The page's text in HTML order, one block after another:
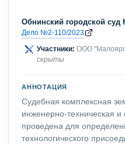
Обнинский городской суд
Дело №2-110/2023
Участники: ООО
скрыты
АННОТАЦИЯ
Судебная комплексная
инженерно-техническая
проведена для
технологического